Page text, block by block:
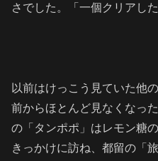
さでした。「一個クリアし
以前はけっこう見ていた他
前からほとんど見なくなっ
の「タンポポ」はレモン糖
きっかけに訪ね、都留の「